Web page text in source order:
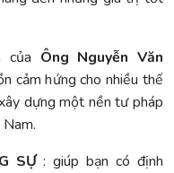
của Ông Nguyễn Văn
cảm hứng cho nhiều thế
dựng một nền tư pháp
SỰ: giúp bạn có định